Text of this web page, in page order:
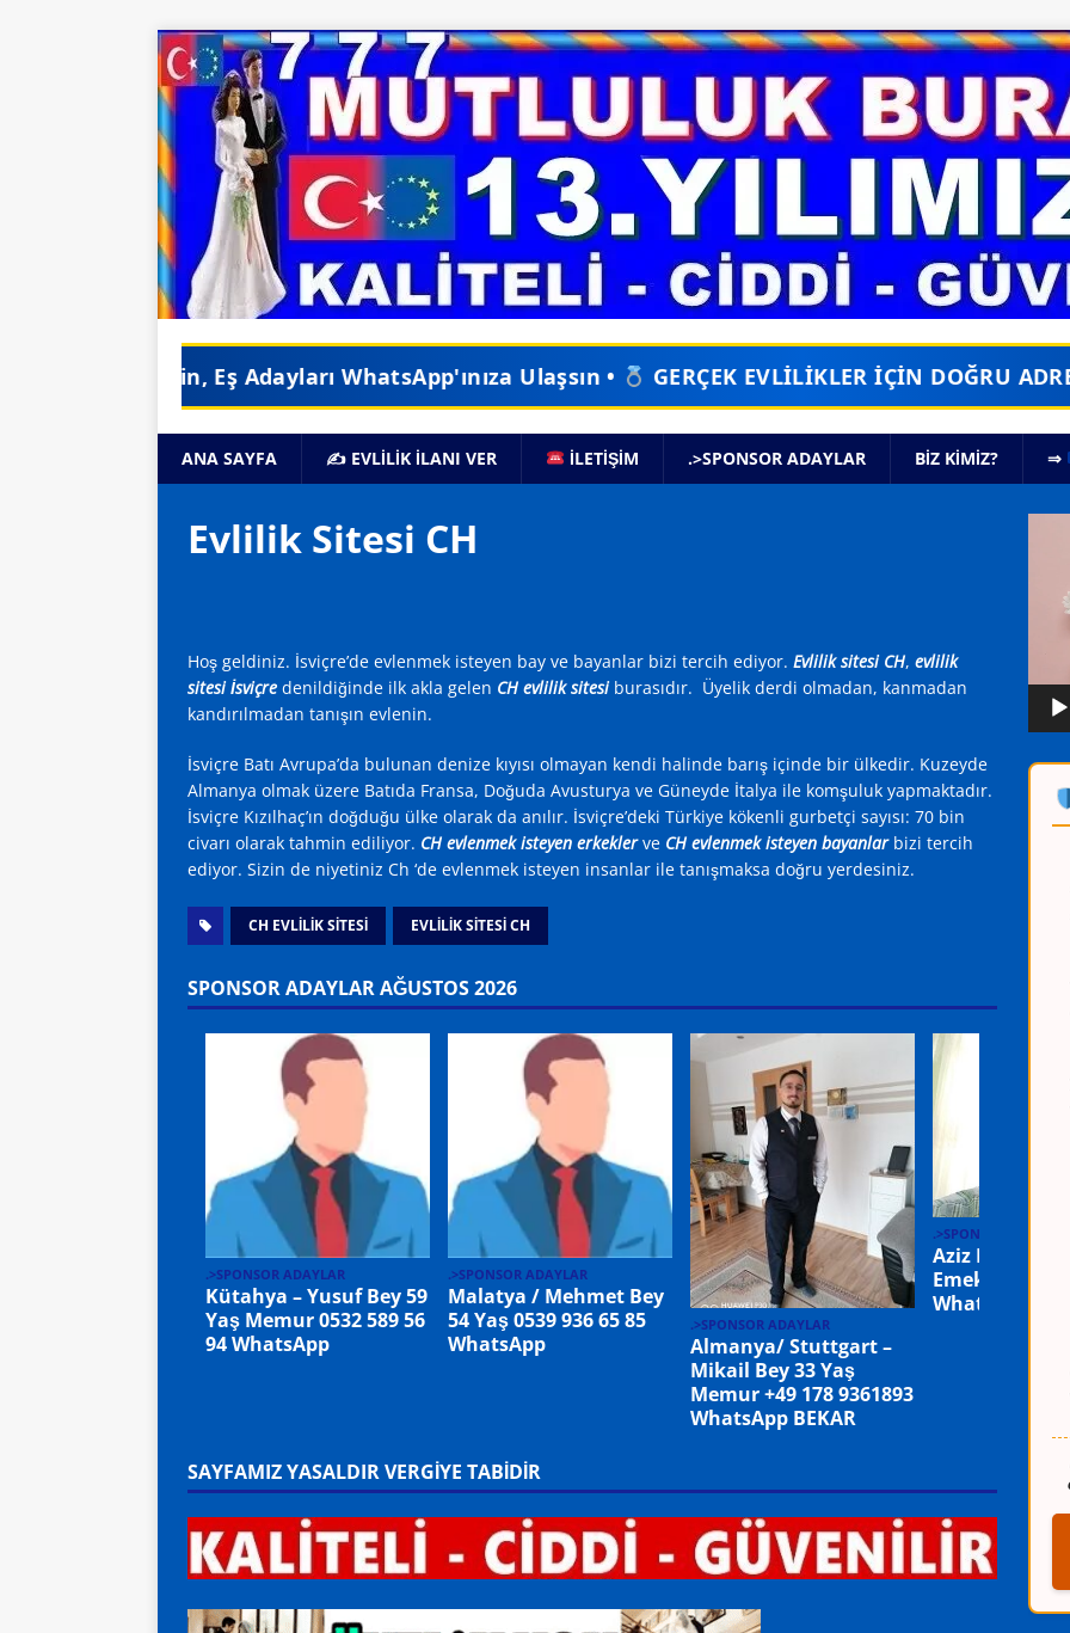
Adayları WhatsApp'ınıza Ulaşsın • GERÇEK EVLİLİKLER İÇİN DOĞRU ADRES •
ANA SAYFA ✍️ EVLİLİK İLANI VER İLETİŞİM .>SPONSOR ADAYLAR BIZ KIMIZ? ⇒
Evlilik Sitesi CH
Hoş geldiniz. İsviçre’de evlenmek isteyen bay ve bayanlar bizi tercih ediyor. Evlilik sitesi CH, evlilik
sitesi İsviçre denildiğinde ilk akla gelen CH evlilik sitesiburasıdır. Üyelik derdi olmadan, kanmadan
kandırılmadan tanışın evlenin.
İsviçre Batı Avrupa’da bulunan denize kıyısı olmayan kendi halinde barış içinde bir ülkedir. Kuzeyde
Almanya olmak üzere Batıda Fransa, Doğuda Avusturya ve Güneyde İtalya ile komşuluk yapmaktadır.
İsviçre Kızılhaç’ın doğduğu ülke olarak da anılır. İsviçre’deki Türkiye kökenli gurbetçi sayısı: 70 bin
civarı olarak tahmin ediliyor. CH evlenmek isteyen erkeklerve CH evlenmek isteyen bayanlarbizi tercih
ediyor. Sizin de niyetiniz Ch ‘de evlenmek isteyen insanlar ile tanışmaksa doğru yerdesiniz.
CH EVLİLİK SİTESİ EVLİLİK SİTESİ CH
SPONSOR ADAYLAR AĞUSTOS 2026
.>SPONSOR ADAYLAR
Kütahya – Yusuf Bey 59
Yaş Memur 0532 589 56
94 WhatsApp
.>SPONSOR ADAYLAR
Malatya / Mehmet Bey
54 Yaş 0539 936 65 85
WhatsApp
.>SPONSOR ADAYLAR
Almanya/ Stuttgart –
Mikail Bey 33 Yaş
Memur +49 178 9361893
WhatsApp BEKAR
.>SPONSOR ADAYLAR
Aziz Bey 68
Emeklisi 0531
WhatsApp
SAYFAMIZ YASALDIR VERGİYE TABİDİR